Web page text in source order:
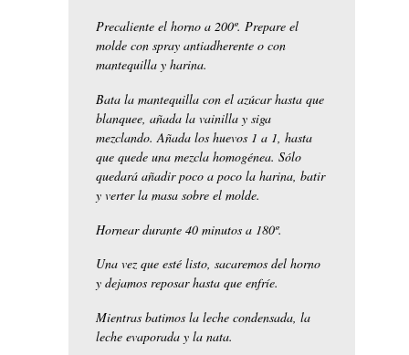
Precaliente el horno a 200º. Prepare el
molde con spray antiadherente o con
mantequilla y harina.
Bata la mantequilla con el azúcar hasta que
blanquee, añada la vainilla y siga
mezclando. Añada los huevos 1 a 1, hasta
que quede una mezcla homogénea. Sólo
quedará añadir poco a poco la harina, batir
y verter la masa sobre el molde.
Hornear durante 40 minutos a 180º.
Una vez que esté listo, sacaremos del horno
y dejamos reposar hasta que enfríe.
Mientras batimos la leche condensada, la
leche evaporada y la nata.